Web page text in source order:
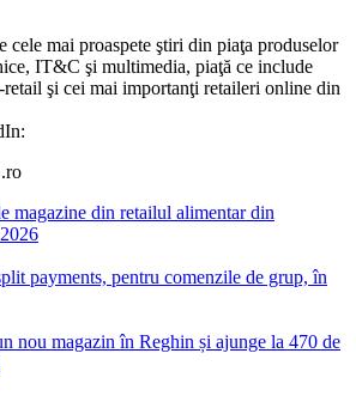
cele mai proaspete ştiri din piaţa produselor
IT&C şi multimedia, piaţă ce include
retail şi cei mai importanţi retaileri online din
magazine din retailul alimentar din
payments, pentru comenzile de grup, în
nou magazin în Reghin și ajunge la 470 de